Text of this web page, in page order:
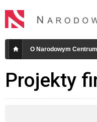
O Narodowym
Projekty